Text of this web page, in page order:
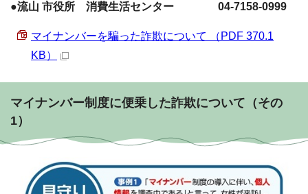
●流山 市役所 消費生活センター 04-7158-0999
マイナンバーを騙った詐欺について （PDF 370.1
KB）
マイナンバー制度に便乗した詐欺について（その
1）